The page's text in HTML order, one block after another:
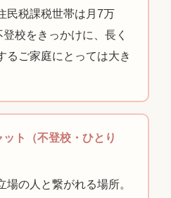
民税課税世帯は月7万
校をきっかけに、長く
るご家庭にとっては大き
ト（不登校・ひとり
場の人と繋がれる場所。